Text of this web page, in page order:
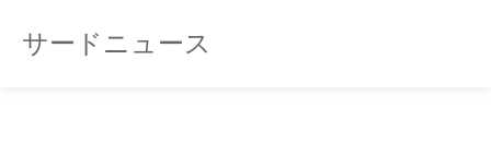
サードニュース